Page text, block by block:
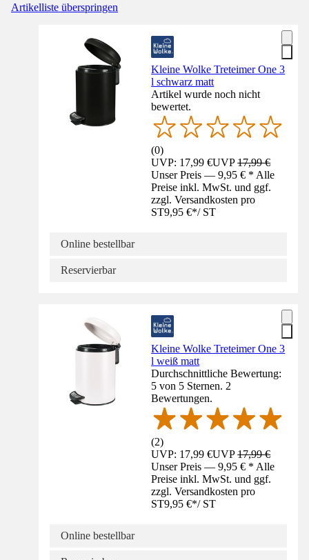
Artikelliste überspringen
Kleine Wolke Treteimer One 3
l schwarz matt
Artikel wurde noch nicht
bewertet.
(0)
UVP: 17,99 €UVP17,99 €
Unser Preis — 9,95 € * Alle
Preise inkl. MwSt. und ggf.
zzgl. Versandkosten pro
ST9,95 €*/ ST
Online bestellbar
Reservierbar
Kleine Wolke Treteimer One 3
l weiß matt
Durchschnittliche Bewertung:
5 von 5 Sternen. 2
Bewertungen.
(2)
UVP: 17,99 €UVP17,99 €
Unser Preis — 9,95 € * Alle
Preise inkl. MwSt. und ggf.
zzgl. Versandkosten pro
ST9,95 €*/ ST
Online bestellbar